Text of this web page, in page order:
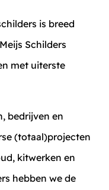
is breed
Schilders
met uiterste
bedrijven en
(totaal)projecten
kitwerken en
hebben we de